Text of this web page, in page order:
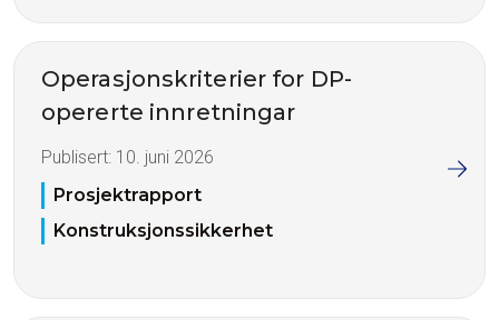
Operasjonskriterier for DP-
opererte innretningar
Publisert: 10. juni 2026
Prosjektrapport
Konstruksjonssikkerhet